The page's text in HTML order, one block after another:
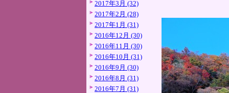
2017年3月 (32)
2017年2月 (28)
2017年1月 (31)
2016年12月 (30)
2016年11月 (30)
2016年10月 (31)
2016年9月 (30)
2016年8月 (31)
2016年7月 (31)